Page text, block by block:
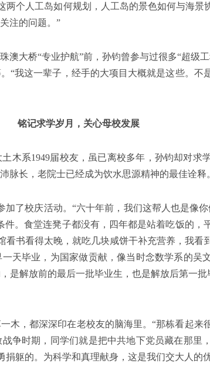
两个人工岛如何规划，人工岛的景色如何与海景
注的问题。”
澳大桥“专业护航”前，孙钧曾参与过很多“超级
“我这一辈子，经手的大项目大概就是这些。不
铭记求学岁月，关心母校发展
木系1949届校友，虽已离校多年，孙钧却对求
脉长，老院士已经成为饮水思源精神的最佳诠释
加了校庆活动。“六十年前，我们这帮人也是像
。食堂连凳子都没有，四年都是站着吃饭的，
看书看得太晚，就吃几块咸饼干补充营养，我看
天毕业，为国家做贡献，像当时念数学系的吴
是解放前的最后一批毕业生，也是解放后第一批
木，都深深印在老校友的脑海里。“那栋看起来
争时期，同学们就是把中共地下党员藏在那里
捐躯的。为科学和真理献身，这是我们交大人的